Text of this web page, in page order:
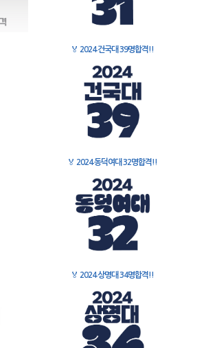
🏅 2024 건국대 39명합격!!
🏅 2024 동덕여대 32명합격!!
🏅 2024 상명대 34명합격!!